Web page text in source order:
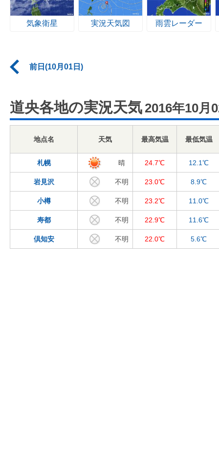
気象衛星 実況天気図 雨雲レーダー
前日(10月01日)
道央各地の実況天気 2016年10月
地点名 天気 最高気温 最低気温
札幌 晴 24.7℃ 12.1℃
岩見沢 不明 23.0℃ 8.9℃
小樽 不明 23.2℃ 11.0℃
寿都 不明 22.9℃ 11.6℃
倶知安 不明 22.0℃ 5.6℃